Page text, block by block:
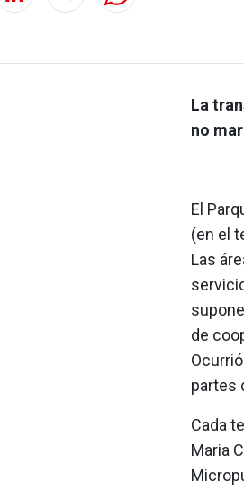
La
no
El
(en el
Las
de
partes
Cada
Maria